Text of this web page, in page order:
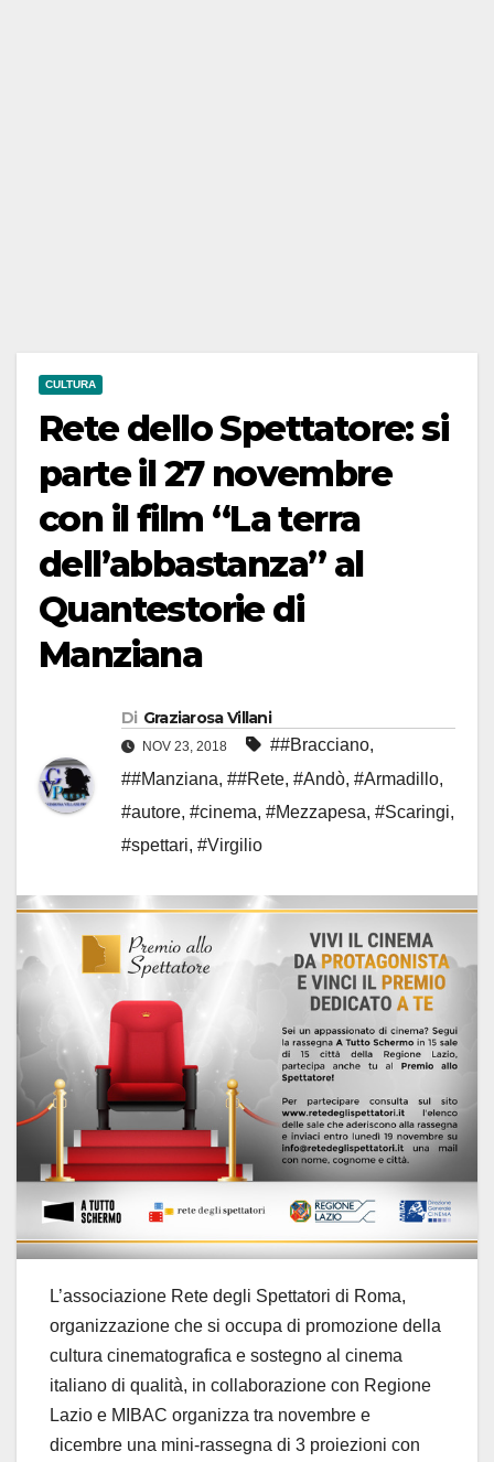
CULTURA
Rete dello Spettatore: si
parte il 27 novembre
con il film “La terra
dell’abbastanza” al
Quantestorie di
Manziana
Di Graziarosa Villani
NOV 23, 2018 ##Bracciano,
##Manziana, ##Rete, #Andò, #Armadillo,
#autore, #cinema, #Mezzapesa, #Scaringi,
#spettari, #Virgilio
L’associazione Rete degli Spettatori di Roma,
organizzazione che si occupa di promozione della
cultura cinematografica e sostegno al cinema
italiano di qualità, in collaborazione con Regione
Lazio e MIBAC organizza tra novembre e
dicembre una mini-rassegna di 3 proiezioni con